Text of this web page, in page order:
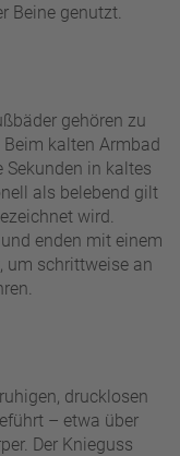
Beine genutzt.
gehören zu
kalten Armbad
Sekunden in kaltes
als belebend gilt
wird.
enden mit einem
um schrittweise an
drucklosen
– etwa über
Der Knieguss